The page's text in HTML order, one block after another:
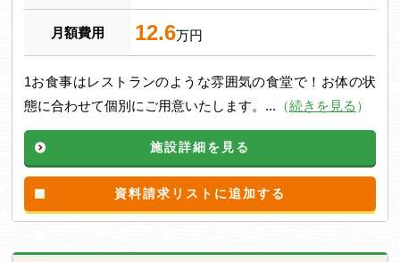
月額費用 12.6万円
1お食事はレストランのような雰囲気の食堂で！お体の状
態に合わせて個別にご用意いたします。... （続きを見る ）
施設詳細を見る
資料請求リストに追加する